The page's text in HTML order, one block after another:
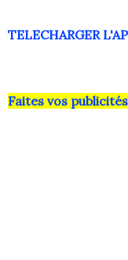
TELECHARGER
Faites vos